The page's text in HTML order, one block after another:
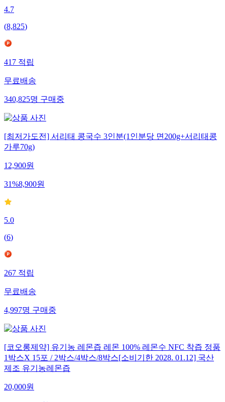
4.7
(8,825)
417적립
무료배송
340,825명구매중
[최저가도전] 서리태 콩국수 3인분(1인분당 면200g+서리태콩
가루70g)
12,900원
31%8,900원
5.0
(6)
267적립
무료배송
4,997명구매중
[코오롱제약] 유기농 레몬즙 레몬 100% 레몬수 NFC 착즙 정품
1박스X 15포 / 2박스/4박스/8박스[소비기한 2028. 01.12] 국산
제조 유기농레몬즙
20,000원